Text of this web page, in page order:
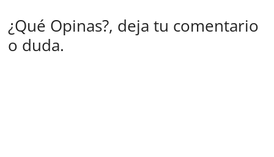
¿Qué Opinas?, deja tu comentario
o duda.